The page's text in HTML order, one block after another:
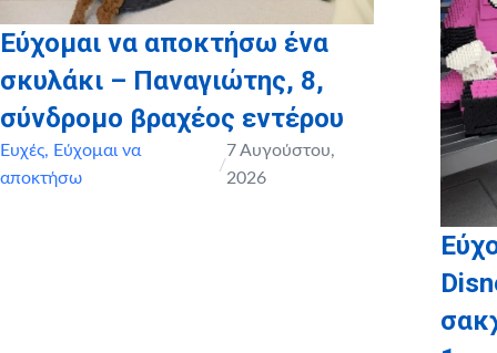
Εύχομαι να αποκτήσω ένα
σκυλάκι – Παναγιώτης, 8,
σύνδρομο βραχέος εντέρου
Ευχές, Εύχομαι να
αποκτήσω
/
7 Αυγούστου,
2026